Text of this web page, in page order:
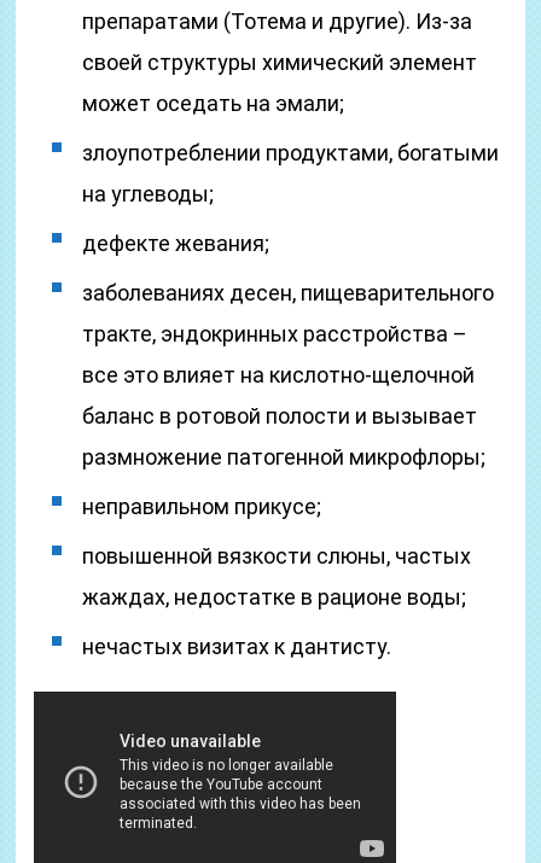
препаратами (Тотема и другие). Из-за
своей структуры химический элемент
может оседать на эмали;
злоупотреблении продуктами, богатыми
на углеводы;
дефекте жевания;
заболеваниях десен, пищеварительного
тракте, эндокринных расстройства –
все это влияет на кислотно-щелочной
баланс в ротовой полости и вызывает
размножение патогенной микрофлоры;
неправильном прикусе;
повышенной вязкости слюны, частых
жаждах, недостатке в рационе воды;
нечастых визитах к дантисту.